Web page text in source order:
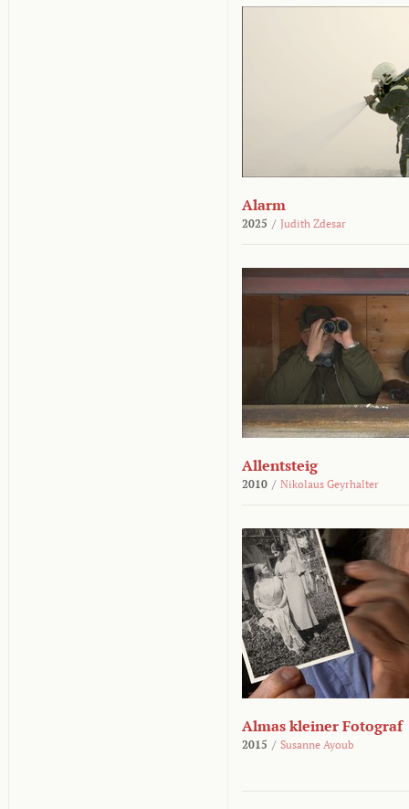
Alarm
2025 / Judith Zdesar
Allentsteig
2010 / Nikolaus Geyrhalter
Almas kleiner Fotograf
2015 / Susanne Ayoub